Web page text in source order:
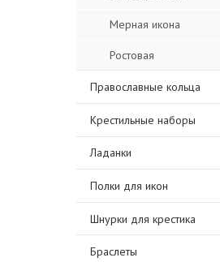
Мерная икона
Ростовая
Православные кольца
Крестильные наборы
Ладанки
Полки для икон
Шнурки для крестика
Браслеты